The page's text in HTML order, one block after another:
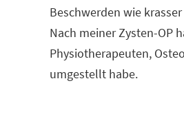
Beschwerden wie
Nach meiner Zysten-OP
Physiotherapeuten,
umgestellt habe.